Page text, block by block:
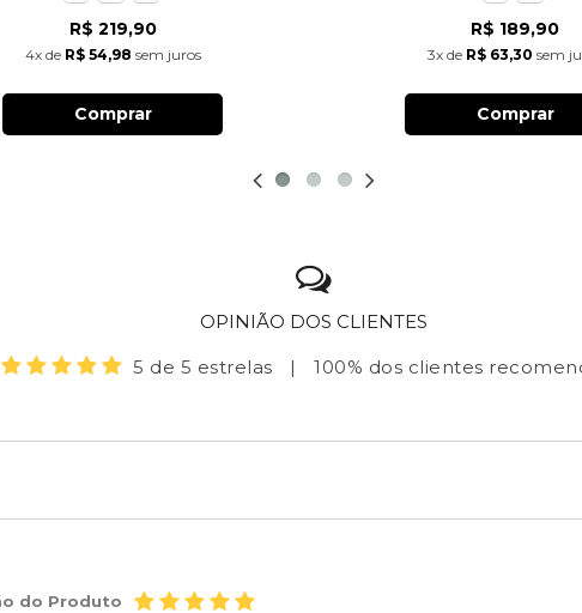
R$ 219,90
4xde R$ 54,98 sem juros
Comprar
R$ 189,90
3x de R$ 63,30 sem
Comprar
OPINIÃO DOS CLIENTES
5 de 5 estrelas
| 100% dos clientes
do Produto